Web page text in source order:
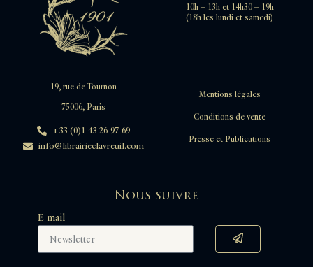
10h – 13h et 14h30 – 19h
(18h les lundi et samedi)
19, rue de Tournon
75006, Paris
+33 (0)1 43 26 97 69
info@librairieclavreuil.com
Mentions légales
Conditions de vente
Presse et Publications
Nous suivre
E-mail